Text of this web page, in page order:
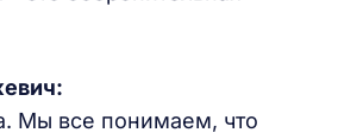
Мы все понимаем, что